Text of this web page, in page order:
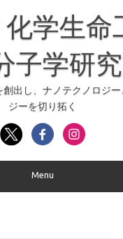
化学生命
子学研
出し、ナノテクノロジ
ジーを切り拓く
Menu